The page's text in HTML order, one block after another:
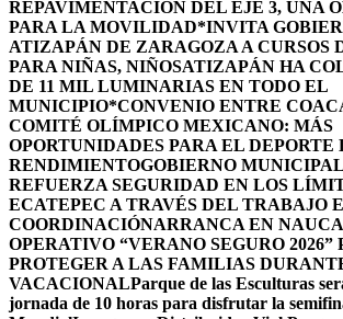
REPAVIMENTACIÓN DEL EJE 3, UNA
PARA LA MOVILIDAD*INVITA
ATIZAPÁN DE ZARAGOZA A CURSOS
PARA NIÑAS, NIÑOSATIZAPÁN HA
DE 11 MIL LUMINARIAS EN TODO EL
MUNICIPIO*CONVENIO ENTRE
COMITÉ OLÍMPICO MEXICANO: MÁS
OPORTUNIDADES PARA EL DEPORTE
RENDIMIENTOGOBIERNO
REFUERZA SEGURIDAD EN LOS
ECATEPEC A TRAVÉS DEL TRABAJO
COORDINACIÓNARRANCA EN
OPERATIVO “VERANO SEGURO 2026”
PROTEGER A LAS FAMILIAS
VACACIONALParque de las Esculturas
jornada de 10 horas para disfrutar la